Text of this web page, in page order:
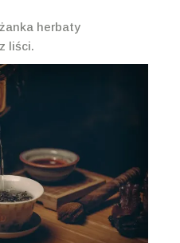
herbaty
liści.